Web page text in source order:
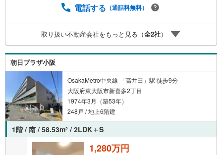
す！■各種相談、承ります！■【無料送迎】「小さなお子さ
らい」などご相談ください！営業スタッフがご自宅に伺っ
て送迎致します！【リフォーム相談】資格を持った専門ス
タッフがお悩みに合わせてお話をうかがい、お客さまにぴ
ったりの提案を行います！■その他:物件相談、住宅ローン
相談、ご質問、気になること、何でもお気軽にご相談くだ
さい！
電話する （通話料無料）
取り扱い不動産会社をもっと見る（全2社）
朝日プラザ小阪
OsakaMetro中央線 「高井田」駅 徒歩9分
大阪府東大阪市新喜多2丁目
1974年3月（築53年）
248戸 / 地上6階建
1階 / 南 / 58.53m2 / 2LDK＋S
1,280万円